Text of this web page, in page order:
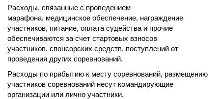
Расходы, связанные с проведением
марафона, медицинское обеспечение, награждение
участников, питание, оплата судейства и прочие
обеспечиваются за счет стартовых взносов
участников, спонсорских средств, поступлений от
проведения других соревнований.
Расходы по прибытию к месту соревнований, размещению
участников соревнований несут командирующие
организации или лично участники.